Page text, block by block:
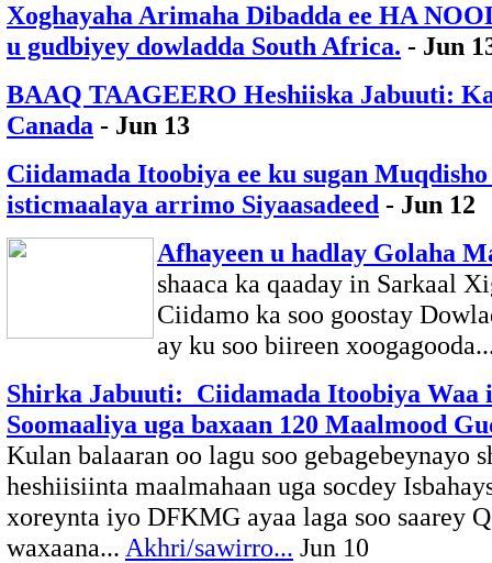
Xoghayaha Arimaha Dibadda ee HA
u gudbiyey dowladda South Africa. - Jun
BAAQ TAAGEERO Heshiiska Jabuuti:
Canada - Jun 13
Ciidamada Itoobiya ee ku sugan
isticmaalaya arrimo Siyaasadeed - Jun 12
Afhayeen u hadlay Golaha
shaaca ka qaaday in Sarkaal
Ciidamo ka soo goostay
ay ku soo biireen
Shirka Jabuuti: Ciidamada Itoobiya Waa
Soomaaliya uga baxaan 120 Maalmood
Kulan balaaran oo lagu soo gebagebeynayo
heshiisiinta maalmahaan uga socdey
xoreynta iyo DFKMG ayaa laga soo saarey
waxaana... Akhri/sawirro... Jun 10